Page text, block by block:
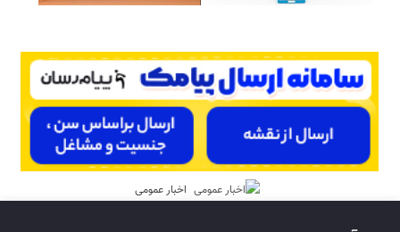
اخبار عمومی